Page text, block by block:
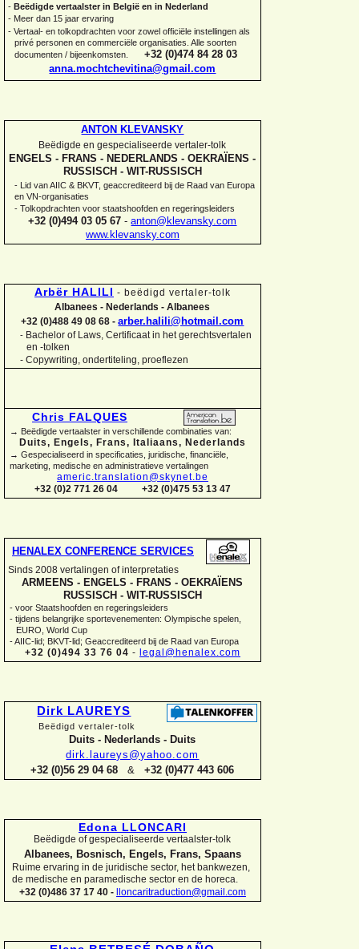
- Beëdigde vertaalster in België en in Nederland
- Meer dan 15 jaar ervaring
- Vertaal- en tolkopdrachten voor zowel officiële instellingen als
privé personen en commerciële organisaties. Alle soorten
documenten / bijeenkomsten.
+32 (0)474 84 28 03
anna.mochtchevitina@gmail.com
ANTON KLEVANSKY
Beëdigde en gespecialiseerde vertaler-tolk
ENGELS - FRANS - NEDERLANDS - OEKRAÏENS -
RUSSISCH - WIT-RUSSISCH
- Lid van AIIC & BKVT, geaccrediteerd bij de Raad van Europa
en VN-organisaties
- Tolkopdrachten voor staatshoofden en regeringsleiders
+32 (0)494 03 05 67 - anton@klevansky.com
www.klevansky.com
Arbër HALILI - beëdigd vertaler-tolk
Albanees - Nederlands - Albanees
+32 (0)488 49 08 68 - arber.halili@hotmail.com
- Bachelor of Laws, Certificaat in het gerechtsvertalen
en -tolken
- Copywriting, ondertiteling, proeflezen
Chris FALQUES
→ Beëdigde vertaalster in verschillende combinaties van:
Duits, Engels, Frans, Italiaans, Nederlands
→ Gespecialiseerd in specificaties, juridische, financiële,
marketing, medische en administratieve vertalingen
americ.translation@skynet.be
+32 (0)2 771 26 04
+32 (0)475 53 13 47
HENALEX CONFERENCE SERVICES
Sinds 2008 vertalingen of interpretaties
ARMEENS - ENGELS - FRANS - OEKRAÏENS
RUSSISCH - WIT-RUSSISCH
- voor Staatshoofden en regeringsleiders
- tijdens belangrijke sportevenementen: Olympische spelen,
EURO, World Cup
-AIIC-lid; BKVT-lid; Geaccrediteerd bij de Raad van Europa
+32 (0)494 33 76 04 - legal@henalex.com
Dirk LAUREYS
Beëdigd vertaler-tolk
Duits - Nederlands - Duits
dirk.laureys@yahoo.com
+32 (0)56 29 04 68& +32 (0)477 443 606
Edona LLONCARI
Beëdigde of gespecialiseerde vertaalster-tolk
Albanees, Bosnisch, Engels, Frans, Spaans
Ruime ervaring in de juridische sector, het bankwezen,
de medische en paramedische sector en de horeca.
+32 (0)486 37 17 40 -
lloncaritraduction@gmail.com